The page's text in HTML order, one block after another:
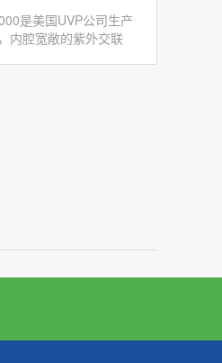
是美国UVP公司生产
内腔宽敞的紫外交联